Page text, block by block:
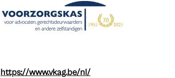
https://www.vkag.be/nl/